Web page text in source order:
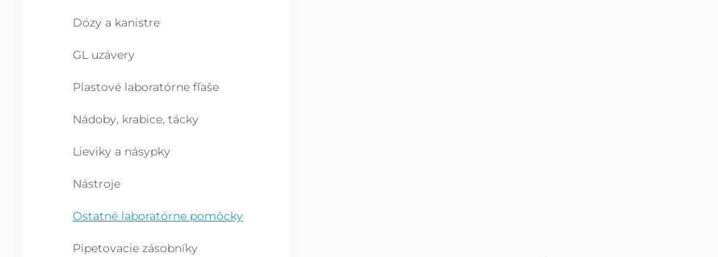
Dózy a kanistre
GL uzávery
Plastové laboratórne fľaše
Nádoby, krabice, tácky
Lieviky a násypky
Nástroje
Ostatné laboratórne pomôcky
Pipetovacie zásobníky